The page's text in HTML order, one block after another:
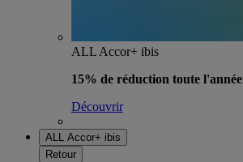
ALL Accor+ ibis
15% de réduction toute l'année
Découvrir
ALL Accor+ ibis
Retour